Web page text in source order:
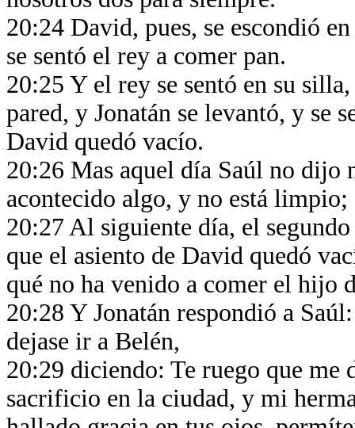
20:24 David, pues, se escondió
se sentó el rey a comer pan.
20:25 Y el rey se sentó en su
pared, y Jonatán se levantó, y se
David quedó vacío.
20:26 Mas aquel día Saúl no dijo
acontecido algo, y no está
20:27 Al siguiente día, el
que el asiento de David quedó
qué no ha venido a comer el hijo
20:28 Y Jonatán respondió a
dejase ir a Belén,
20:29 diciendo: Te ruego que me
sacrificio en la ciudad, y mi